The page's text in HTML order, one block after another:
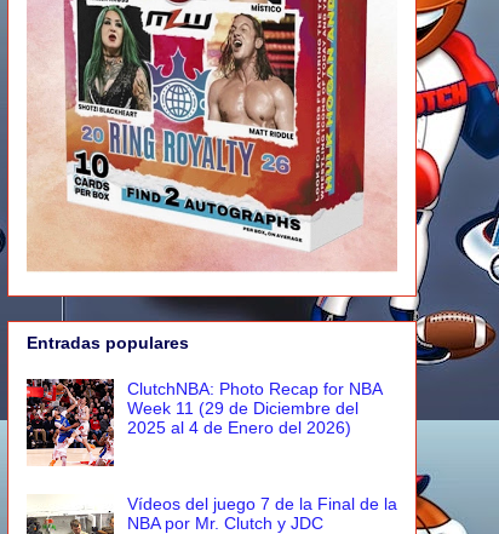
Entradas populares
ClutchNBA: Photo Recap for NBA
Week 11 (29 de Diciembre del
2025 al 4 de Enero del 2026)
Vídeos del juego 7 de la Final de la
NBA por Mr. Clutch y JDC